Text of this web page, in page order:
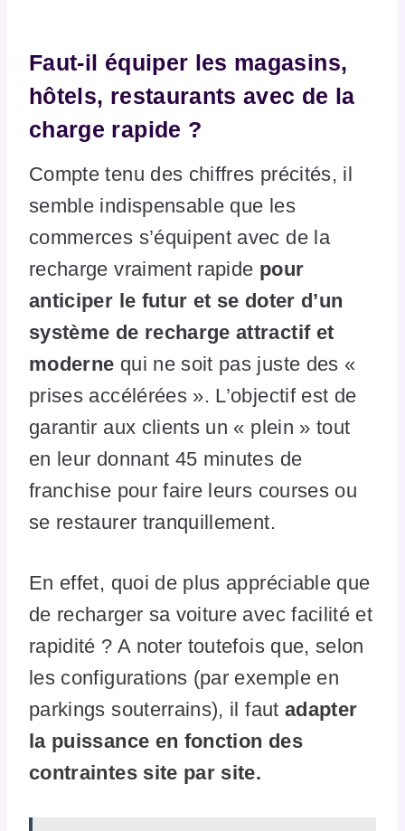
Faut-il équiper les magasins,
hôtels, restaurants avec de la
charge rapide ?
Compte tenu des chiffres précités, il
semble indispensable que les
commerces s’équipent avec de la
recharge vraiment rapide pour
anticiper le futur et se doter d’un
système de recharge attractif et
moderne qui ne soit pas juste des «
prises accélérées ». L’objectif est de
garantir aux clients un « plein » tout
en leur donnant 45 minutes de
franchise pour faire leurs courses ou
se restaurer tranquillement.
En effet, quoi de plus appréciable que
de recharger sa voiture avec facilité et
rapidité ? A noter toutefois que, selon
les configurations (par exemple en
parkings souterrains), il faut adapter
la puissance en fonction des
contraintes site par site.